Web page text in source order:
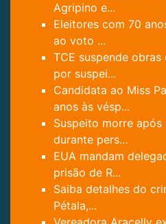
Agripino e...
Eleitores com 70
ao voto ...
TCE suspende
por suspei...
Candidata ao Miss
anos às vésp...
Suspeito morre
durante pers...
EUA mandam
prisão de R...
Saiba detalhes do
Pétala,...